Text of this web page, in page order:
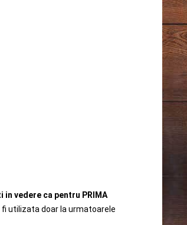
vedere ca pentru PRIMA
utilizata doar la urmatoarele